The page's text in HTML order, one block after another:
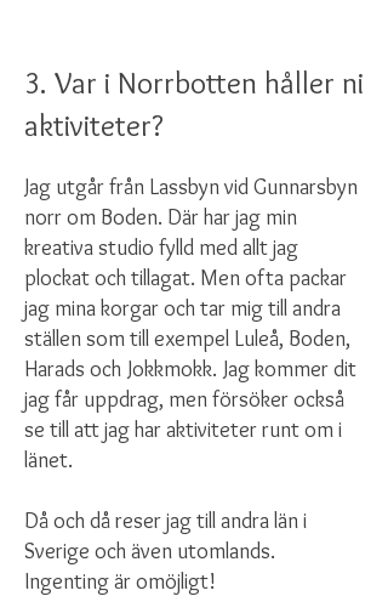
3. Var i Norrbotten håller ni
aktiviteter?
Jag utgår från Lassbyn vid Gunnarsbyn
norr om Boden. Där har jag min
kreativa studio fylld med allt jag
plockat och tillagat. Men ofta packar
jag mina korgar och tar mig till andra
ställen som till exempel Luleå, Boden,
Harads och Jokkmokk. Jag kommer dit
jag får uppdrag, men försöker också
se till att jag har aktiviteter runt om i
länet.
Då och då reser jag till andra län i
Sverige och även utomlands.
Ingenting är omöjligt!